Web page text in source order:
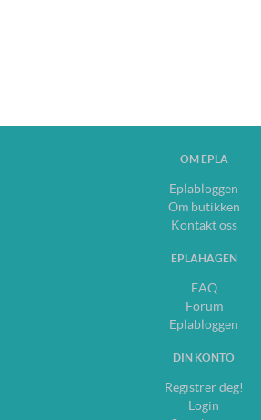
OM EPLA
Eplabloggen
Om butikken
Kontakt oss
EPLAHAGEN
FAQ
Forum
Eplabloggen
DIN KONTO
Registrer deg!
Login